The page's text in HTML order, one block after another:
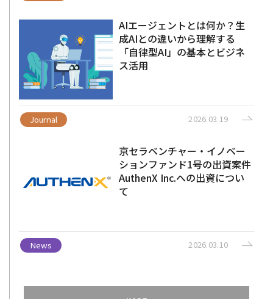
AIエージェントとは何か？生
成AIとの違いから理解する
「自律型AI」の基本とビジネ
ス活用
Journal 2026.03.19
京セラベンチャー・イノベー
ションファンド1号の出資案件
AuthenX Inc.への出資につい
て
News 2026.03.10